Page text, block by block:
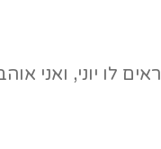
לו יוני, ואני